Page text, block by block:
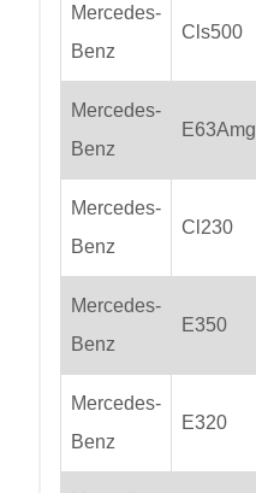
Mercedes-
Benz
Cls500
Mercedes-
Benz
E63Amg
Mercedes-
Benz
Cl230
Mercedes-
Benz
E350
Mercedes-
Benz
E320